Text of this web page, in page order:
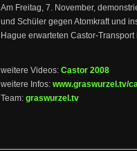
Am Freitag, 7. November,
und Schüler gegen Atomkraft und
Hague erwarteten Castor-
weitere Videos: Castor 2008
weitere Infos: www.graswurzel.tv/
Team: graswurzel.tv